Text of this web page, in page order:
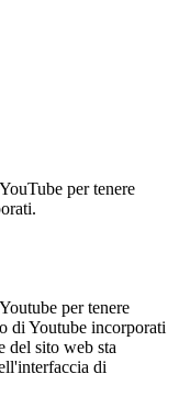
per tenere
per tenere
di Youtube incorporati
del sito web sta
di